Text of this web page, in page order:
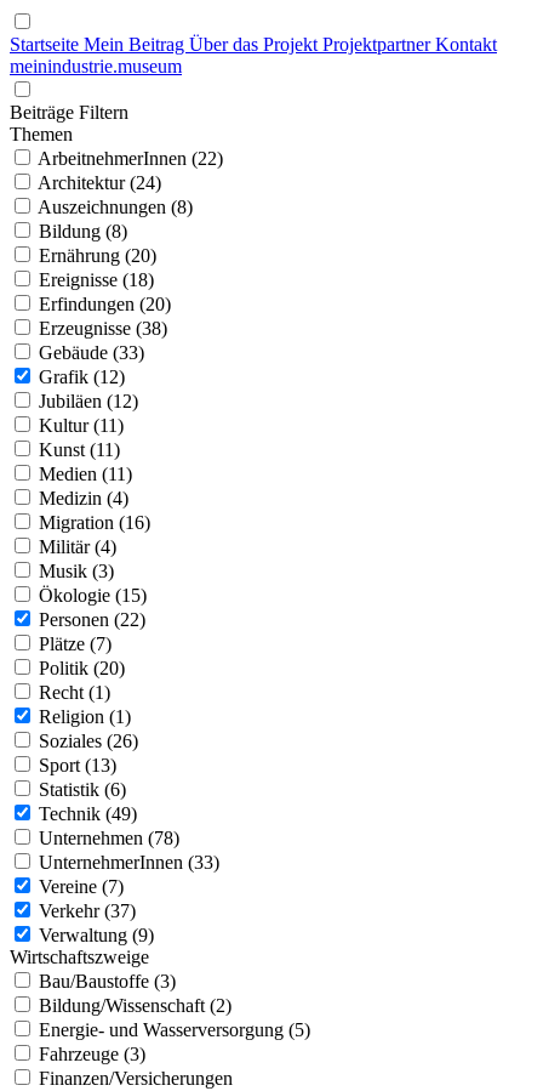
Startseite Mein Beitrag Über das Projekt ProjektpartnerKontakt
meinindustrie.museum
Beiträge Filtern
Themen
ArbeitnehmerInnen (22)
Architektur (24)
Auszeichnungen (8)
Bildung (8)
Ernährung (20)
Ereignisse (18)
Erfindungen (20)
Erzeugnisse (38)
Gebäude (33)
Grafik (12)
Jubiläen (12)
Kultur (11)
Kunst (11)
Medien (11)
Medizin (4)
Migration (16)
Militär (4)
Musik (3)
Ökologie (15)
Personen (22)
Plätze (7)
Politik (20)
Recht (1)
Religion (1)
Soziales (26)
Sport (13)
Statistik (6)
Technik (49)
Unternehmen (78)
UnternehmerInnen (33)
Vereine (7)
Verkehr (37)
Verwaltung (9)
Wirtschaftszweige
Bau/Baustoffe (3)
Bildung/Wissenschaft (2)
Energie- und Wasserversorgung (5)
Fahrzeuge (3)
Finanzen/Versicherungen